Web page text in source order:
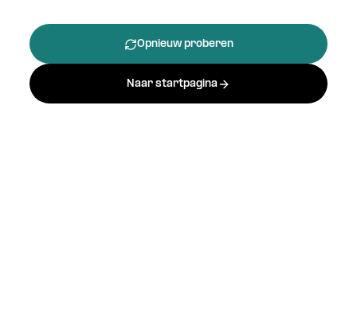
Opnieuw proberen
Naar startpagina